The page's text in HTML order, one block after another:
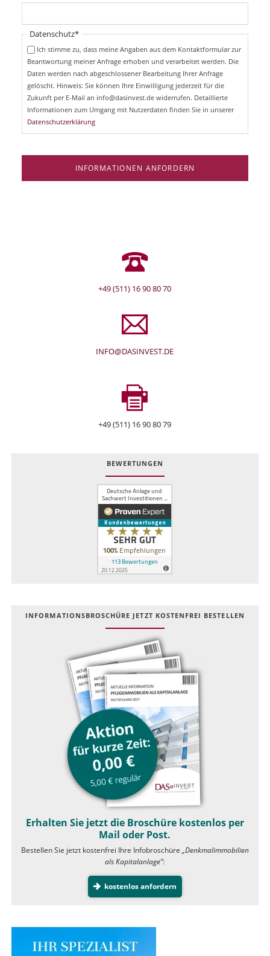
t
f
f
i
Pflichtfeld
Datenschutz*
Ich stimme zu, dass meine Angaben aus dem Kontaktformular zur
Beantwortung meiner Anfrage erhoben und verarbeitet werden. Die
Daten werden nach abgeschlossener Bearbeitung Ihrer Anfrage
gelöscht. Hinweis: Sie können Ihre Einwilligung jederzeit für die
Zukunft per E-Mail an info@dasinvest.de widerrufen. Detaillierte
Informationen zum Umgang mit Nutzerdaten finden Sie in unserer
Datenschutzerklärung
INFORMATIONEN ANFORDERN
+49 (511) 16 90 80 70
INFO@DASINVEST.DE
+49 (511) 16 90 80 79
BEWERTUNGEN
INFOR­MATIONS­BROSCHÜRE JETZT KOSTEN­FREI BESTELLEN
Erhalten Sie jetzt die Broschüre kostenlos per
Mail oder Post.
Bestellen Sie jetzt kostenfrei Ihre Infobroschüre „Denkmalimmobilien
als Kapitalanlage”:
kostenlos anfordern